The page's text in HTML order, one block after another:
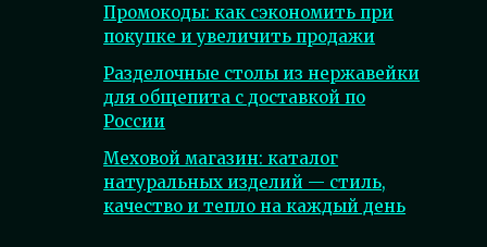
Промокоды: как сэкономить при
покупке и увеличить продажи
Разделочные столы из нержавейки
для общепита с доставкой по
России
Меховой магазин: каталог
натуральных изделий — стиль,
качество и тепло на каждый день